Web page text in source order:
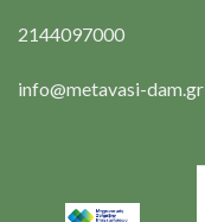
2144097000
info@metavasi-dam.gr